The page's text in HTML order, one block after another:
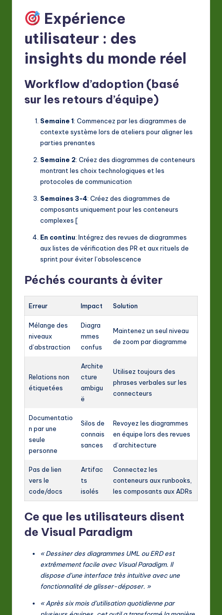
Expérience
utilisateur : des
insights du monde réel
Workflow d’adoption (basé
sur les retours d’équipe)
Semaine 1: Commencez par les diagrammes de
contexte système lors de ateliers pour aligner les
parties prenantes
Semaine 2: Créez des diagrammes de conteneurs
montrant les choix technologiques et les
protocoles de communication
Semaines 3-4: Créez des diagrammes de
composants uniquement pour les conteneurs
complexes [
En continu: Intégrez des revues de diagrammes
aux listes de vérification des PR et aux rituels de
sprint pour éviter l’obsolescence
Péchés courants à éviter
Erreur Impact Solution
Mélange des
niveaux
d’abstraction
Diagra
mmes
confus
Maintenez un seul niveau
de zoom par diagramme
Relations non
étiquetées
Archite
cture
ambigu
ë
Utilisez toujours des
phrases verbales sur les
connecteurs
Documentatio
n par une
seule
personne
Silos de
connais
sances
Revoyez les diagrammes
en équipe lors des revues
d’architecture
Pas de lien
vers le
code/docs
Artifac
ts
isolés
Connectez les
conteneurs aux runbooks,
les composants aux ADRs
Ce que les utilisateurs disent
de Visual Paradigm
« Dessiner des diagrammes UML ou ERD est
extrêmement facile avec Visual Paradigm. Il
dispose d’une interface très intuitive avec une
fonctionnalité de glisser-déposer. »
« Après six mois d’utilisation quotidienne par